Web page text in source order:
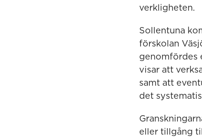
verkligheten.
Sollentuna
förskolan
genomfördes
visar att
samt att
det
eller tillgång